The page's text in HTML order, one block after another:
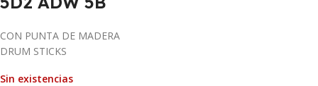
CON PUNTA DE MADERA
DRUM STICKS
Sin existencias